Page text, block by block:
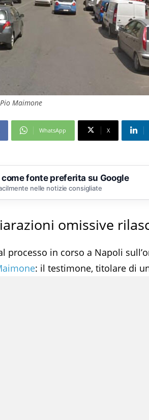
Maimone
WhatsApp X
fonte preferita su Google
nelle notizie consigliate
omissive
processo in corso a Napoli
: il testimone, titolare di